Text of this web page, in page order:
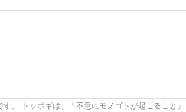
。 トッポギは、「不意にモノゴトが起こること」